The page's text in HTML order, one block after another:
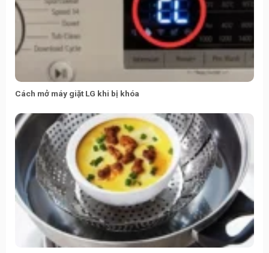
Cách mở máy giặt LG khi bị khóa